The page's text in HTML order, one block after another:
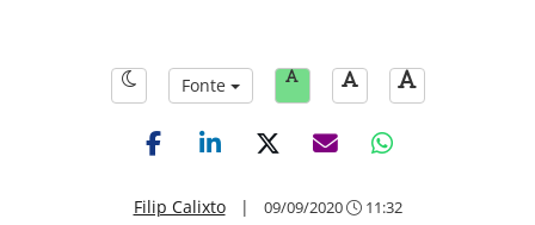
Fonte
Filip Calixto| 09/09/2020 11:32